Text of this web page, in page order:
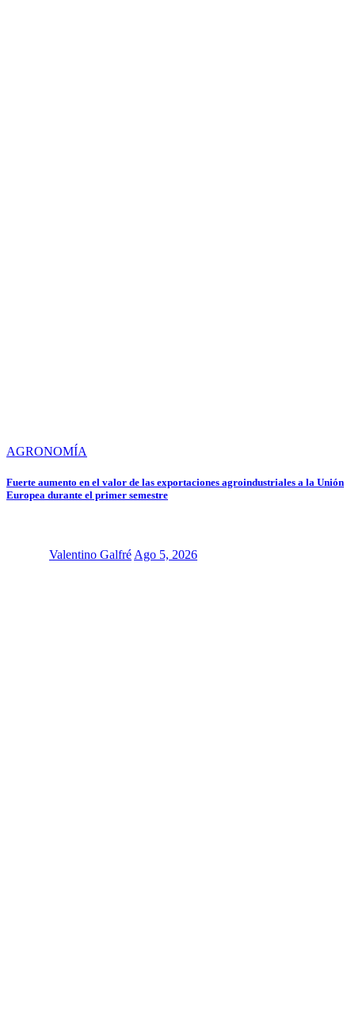
AGRONOMÍA
Fuerte aumento en el valor de las exportaciones agroindustriales a la Unión
Europea durante el primer semestre
Valentino Galfré Ago 5, 2026